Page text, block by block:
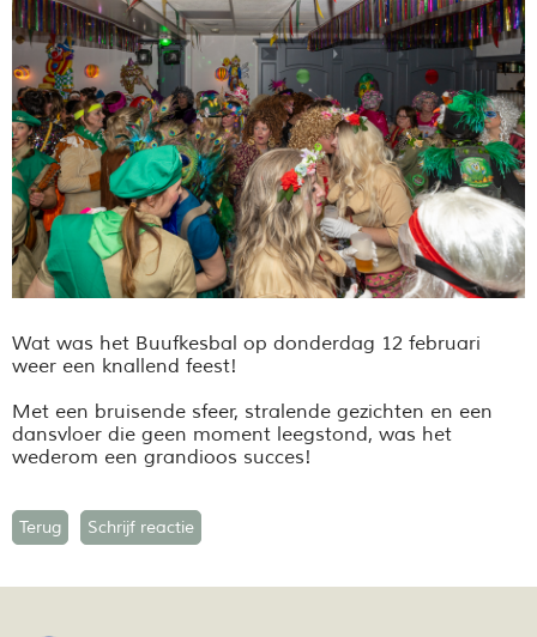
Wat was het Buufkesbal op donderdag 12 februari
weer een knallend feest!
Met een bruisende sfeer, stralende gezichten en een
dansvloer die geen moment leegstond, was het
wederom een grandioos succes!
Terug Schrijf reactie